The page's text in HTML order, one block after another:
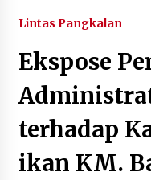
ISLAND
BITUNG
2
Negeri
2
Lintas Pangkalan
Ekspose
terhadap
ikan KM.